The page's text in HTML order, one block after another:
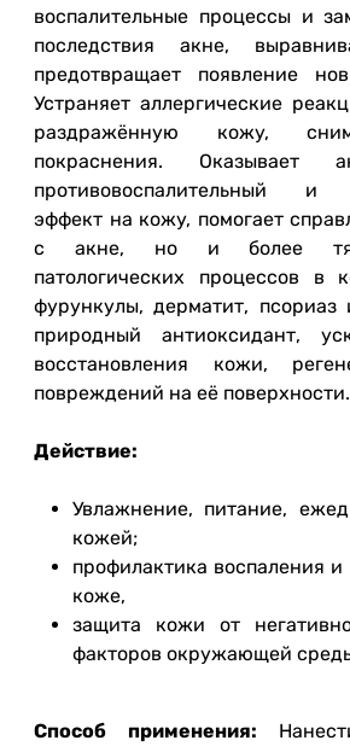
воспалительные процессы и
последствия акне,
предотвращает появление
Устраняет аллергические
раздражённую кожу,
покраснения. Оказывает
противовоспалительный и
эффект на кожу, помогает
с акне, но и более
патологических процессов в
фурункулы, дерматит, псориаз
природный антиоксидант,
восстановления кожи,
повреждений на её поверхности.
Действие:
Увлажнение, питание,
кожей;
профилактика воспаления
коже,
защита кожи от
факторов окружающей
Способ применения: